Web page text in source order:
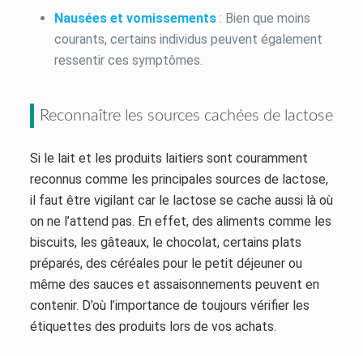
Nausées et vomissements: Bien que moins
courants, certains individus peuvent également
ressentir ces symptômes.
Reconnaître les sources cachées de lactose
Si le lait et les produits laitiers sont couramment
reconnus comme les principales sources de lactose,
il faut être vigilant car le lactose se cache aussi là où
on ne l’attend pas. En effet, des aliments comme les
biscuits, les gâteaux, le chocolat, certains plats
préparés, des céréales pour le petit déjeuner ou
même des sauces et assaisonnements peuvent en
contenir. D’où l’importance de toujours vérifier les
étiquettes des produits lors de vos achats.